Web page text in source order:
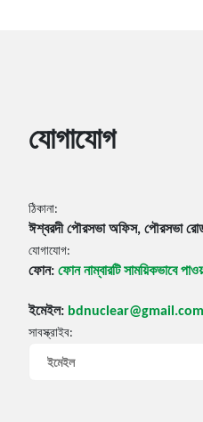
যোগাযোগ
ঠিকানা:
ঈশ্বরদী পৌরসভা অফিস, পৌরসভা
যোগাযোগ:
ফোন: ফোন নাম্বারটি সাময়িকভাবে
ইমেইল: bdnuclear@gmail.com
সাবস্ক্রাইব: